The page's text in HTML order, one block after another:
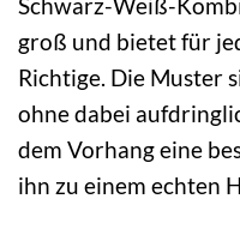
groß und bietet für
Richtige. Die Muster
ohne dabei
dem Vorhang eine
ihn zu einem echten